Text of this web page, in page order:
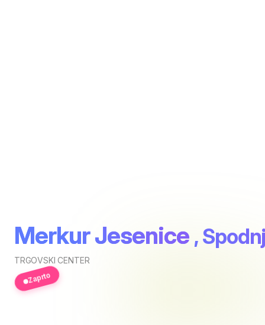
Merkur Jesenice ,
TRGOVSKI CENTER
Zaprto